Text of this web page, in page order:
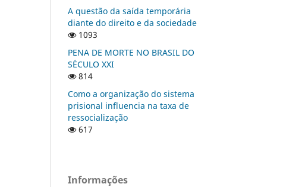
A questão da saída temporária
diante do direito e da sociedade
1093
PENA DE MORTE NO BRASIL DO
SÉCULO XXI
814
Como a organização do sistema
prisional influencia na taxa de
ressocialização
617
Informações